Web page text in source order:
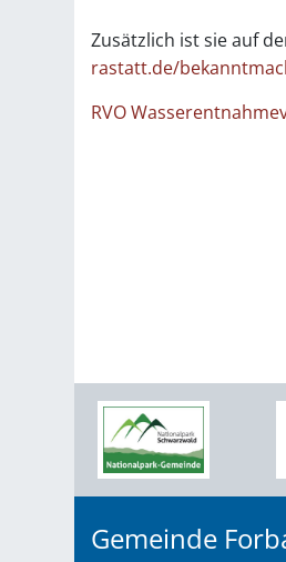
Zusätzlich ist sie auf
rastatt.de/
RVO
Gemeinde